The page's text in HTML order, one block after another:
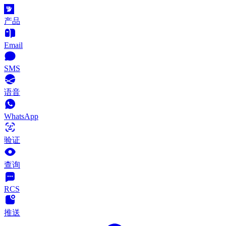
产品
Email
SMS
语音
WhatsApp
验证
查询
RCS
推送